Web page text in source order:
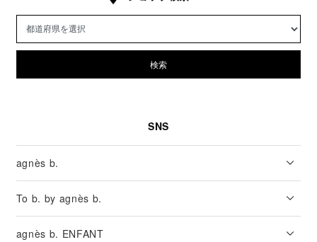
検索
SNS
agnès b.
To b. by agnès b.
agnès b. ENFANT